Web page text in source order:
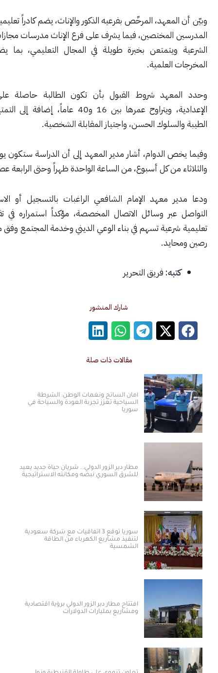
المرخّص بفرعيه الذكور والإناث، يضم كادراً تعليمياً مؤهلاً من
المختصين، فيما يشرف على فرع الإناث مدرسات مجازات في العلوم
ويتمتعن بخبرة طويلة في المجال التعليمي، بما يضمن جودة
العلمية.
شروط القبول بأن تكون الطالبة حاصلة على الشهادة
الإعدادية، ويتراوح عمرها بين 16 و40 عاماً، إضافة إلى التمتع بالسمعة
الحسن، واجتياز المقابلة الشخصية.
الدوام، أشار مدير المعهد إلى أن الدراسة ستكون يومي السبت
من كل أسبوع، من الساعة الواحدة ظهراً وحتى الرابعة عصراً.
معهد الإمام الشافعي الراغبات بالتسجيل أو الاستفسار إلى
عبر وسائل الاتصال المخصصة، مؤكداً استمراره في تقديم برامج
شرعية تسهم في بناء الوعي الديني وخدمة المجتمع وفق منهج علمي
فريق التحرير
شارك المنشور
مقالات ذات صلة
أمان السائح ونغمات الوطن: الشرطة
السياحية تعزز تجربة العودة والسياحة في
مطار دير الزور الدولي.. شريان حياة جديد يعيد
للشرق السوري نبضه ومكانته الاستراتيجية
سوريا توقع 3 اتفاقيات مع شركة سعودية
لتنفيذ مشاريع الكهرباء من الطاقة
الشمسية
افتتاح مطار دير الزور الدولي برؤية اقتصادية
ومشاريع بمليارات الدولارات ​